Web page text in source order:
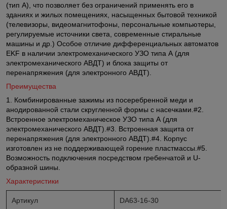
(тип А), что позволяет без ограничений применять его в
зданиях и жилых помещениях, насыщенных бытовой техникой
(телевизоры, видеомагнитофоны, персональные компьютеры,
регулируемые источники света, современные стиральные
машины и др.) Особое отличие дифференциальных автоматов
EKF в наличии электромеханического УЗО типа А (для
электромеханического АВДТ) и блока защиты от
перенапряжения (для электронного АВДТ).
Преимущества
1. Комбинированные зажимы из посеребренной меди и
анодированной стали скругленной формы с насечками.#2.
Встроенное электромеханическое УЗО типа А (для
электромеханического АВДТ).#3. Встроенная защита от
перенапряжения (для электронного АВДТ).#4. Корпус
изготовлен из не поддерживающей горение пластмассы.#5.
Возможность подключения посредством гребенчатой и U-
образной шины.
Характеристики
Артикул DA63-16-30